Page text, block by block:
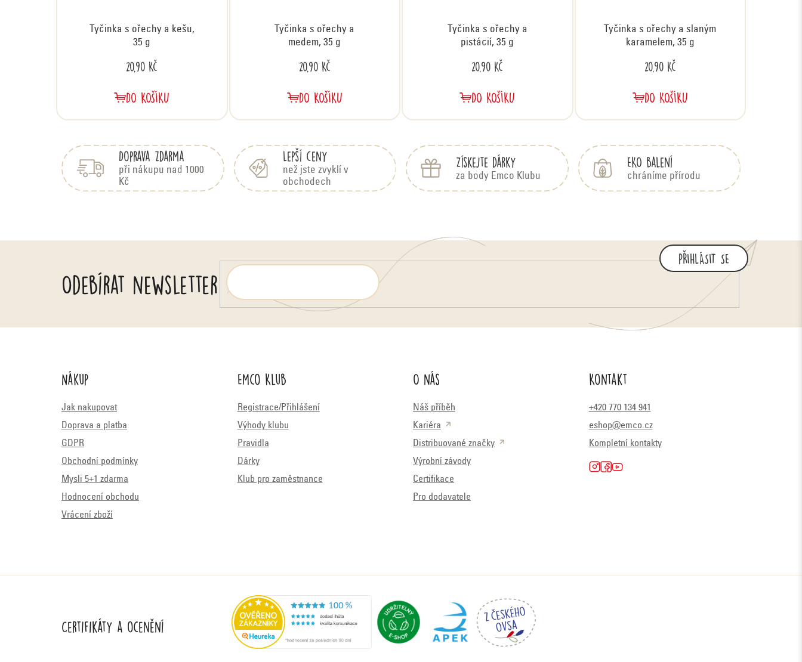
Tyčinka s ořechy a kešu,
35 g
20,90 Kč
DO KOŠÍKU
Tyčinka s ořechy a
medem, 35 g
20,90 Kč
DO KOŠÍKU
Tyčinka s ořechy a
pistácií, 35 g
20,90 Kč
DO KOŠÍKU
Tyčinka s ořechy a slaným
karamelem, 35 g
20,90 Kč
DO KOŠÍKU
Doprava zdarma
při nákupu nad 1000
Kč
Lepší ceny
než jste zvyklí v
obchodech
Získejte dárky
za body Emco Klubu
EKO balení
chráníme přírodu
Odebírat newsletter
PŘIHLÁSIT SE
Nákup
Jak nakupovat
Doprava a platba
GDPR
Obchodní podmínky
Mysli 5+1 zdarma
Hodnocení obchodu
Vrácení zboží
Emco Klub
Registrace/Přihlášení
Výhody klubu
Pravidla
Dárky
Klub pro zaměstnance
O nás
Náš příběh
Kariéra
Distribuované značky
Výrobní závody
Certifikace
Pro dodavatele
Kontakt
+420 770 134 941
eshop@emco.cz
Kompletní kontakty
Certifikáty a ocenění